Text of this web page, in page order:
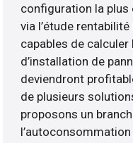
configuration la plus
via l’étude
capables de
d’installation de
deviendront
de plusieurs
proposons un